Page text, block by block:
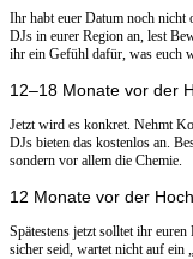
Ihr habt euer Datum noch nicht
DJs in eurer Region an, lest
ihr ein Gefühl dafür, was euch
12–18 Monate vor der
Jetzt wird es konkret. Nehmt
DJs bieten das kostenlos an.
sondern vor allem die Chemie.
12 Monate vor der
Spätestens jetzt solltet ihr
sicher seid, wartet nicht auf ein